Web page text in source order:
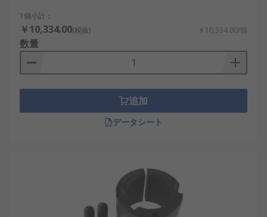
1個小計：
￥10,334.00(税抜) ￥10,334.00/個
数量
追加
データシート